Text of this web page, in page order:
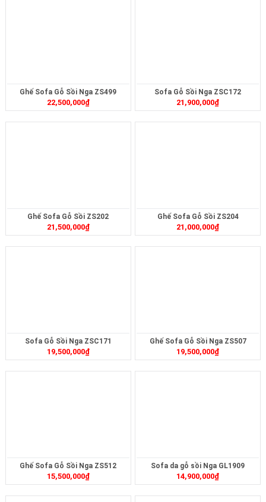
Ghế Sofa Gỗ Sồi Nga ZS499
22,500,000₫
Sofa Gỗ Sồi Nga ZSC172
21,900,000₫
Ghế Sofa Gỗ Sồi ZS202
21,500,000₫
Ghế Sofa Gỗ Sồi ZS204
21,000,000₫
Sofa Gỗ Sồi Nga ZSC171
19,500,000₫
Ghế Sofa Gỗ Sồi Nga ZS507
19,500,000₫
Ghế Sofa Gỗ Sồi Nga ZS512
15,500,000₫
Sofa da gỗ sồi Nga GL1909
14,900,000₫